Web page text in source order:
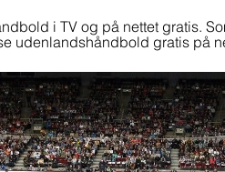
i TV og på nettet gratis.
udenlandshåndbold gratis på